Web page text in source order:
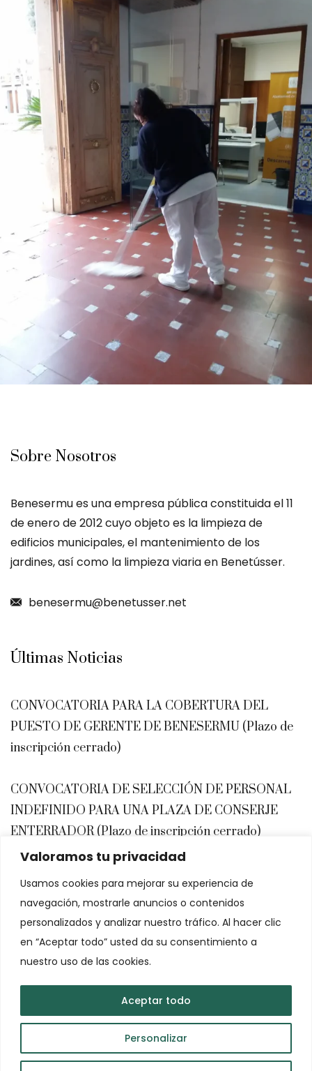
Valoramos tu privacidad
Usamos cookies para mejorar su experiencia de
navegación, mostrarle anuncios o contenidos
personalizados y analizar nuestro tráfico. Al hacer clic
en “Aceptar todo” usted da su consentimiento a
nuestro uso de las cookies.
Personalizar
Aceptar todo
Sobre Nosotros
Benesermu es una empresa pública constituida el 11
de enero de 2012 cuyo objeto es la limpieza de
edificios municipales, el mantenimiento de los
jardines, así como la limpieza viaria en Benetússer.
benesermu@benetusser.net
Últimas Noticias
CONVOCATORIA PARA LA COBERTURA DEL
PUESTO DE GERENTE DE BENESERMU (Plazo de
inscripción cerrado)
CONVOCATORIA DE SELECCIÓN DE PERSONAL
INDEFINIDO PARA UNA PLAZA DE CONSERJE
ENTERRADOR (Plazo de inscripción cerrado)
Enlaces
Aviso legal
Política de cookies
Copyrights © 2024. All Rights Reserved.